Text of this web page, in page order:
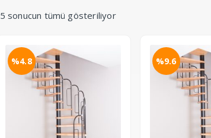
5 sonucun tümü gösteriliyor
%4.8 %9.6